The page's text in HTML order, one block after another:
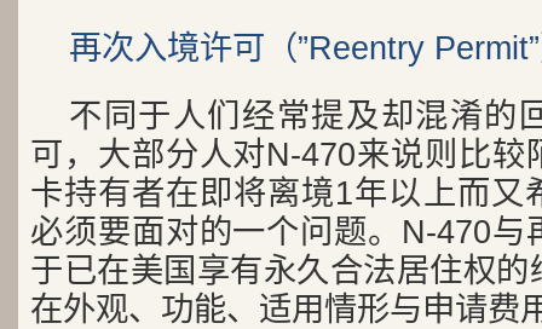
再次入境许可（”Reentry
不同于人们经常提及却混淆的
可，大部分人对N-470来说则比较
卡持有者在即将离境1年以上而又
必须要面对的一个问题。N-470与
于已在美国享有永久合法居住权
在外观、功能、适用情形与申请费